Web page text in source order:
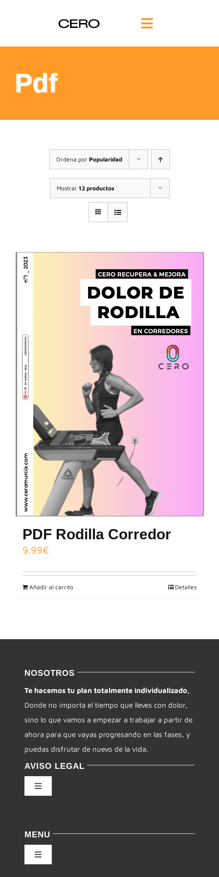
Toggle
Navigation
FILOSOFÍA
TE AYUDAMOS
FORMACIÓN
COMUNIDAD
CONTACTO
Pdf
Ordena por Popularidad
Mostrar 12 productos
PDF Rodilla Corredor
9.99€
Añadir al carrito Detalles
NOSOTROS
Te hacemos tu plan totalmente individualizado,
Donde no importa el tiempo que lleves con dolor,
sino lo que vamos a empezar a trabajar a partir de
ahora para que vayas progresando en las fases, y
puedas disfrutar de nuevo de la vida.
AVISO LEGAL
Toggle
Navigation
Condiciones de uso
MENU
Toggle
Navigation